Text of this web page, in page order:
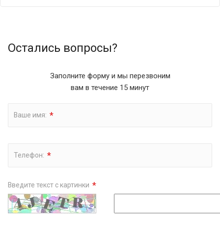
Остались вопросы?
Заполните форму и мы перезвоним
вам в течение 15 минут
Ваше имя: *
Телефон: *
Введите текст с картинки *